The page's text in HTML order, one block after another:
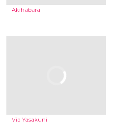
Akihabara
Via Yasakuni